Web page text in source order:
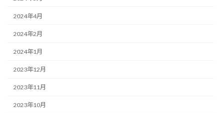
2024年4月
2024年2月
2024年1月
2023年12月
2023年11月
2023年10月